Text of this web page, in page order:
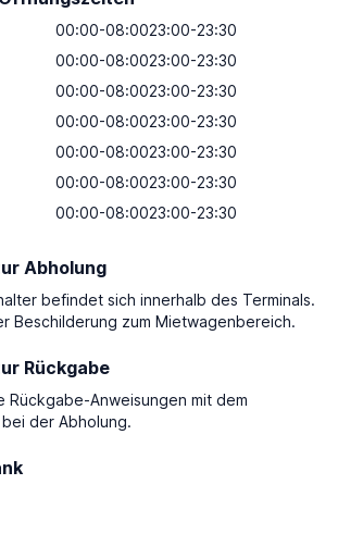
00:00-08:0023:00-23:30
00:00-08:0023:00-23:30
00:00-08:0023:00-23:30
00:00-08:0023:00-23:30
00:00-08:0023:00-23:30
00:00-08:0023:00-23:30
00:00-08:0023:00-23:30
Abholung
befindet sich innerhalb des Terminals.
Beschilderung zum Mietwagenbereich.
Rückgabe
Rückgabe-Anweisungen mit dem
der Abholung.